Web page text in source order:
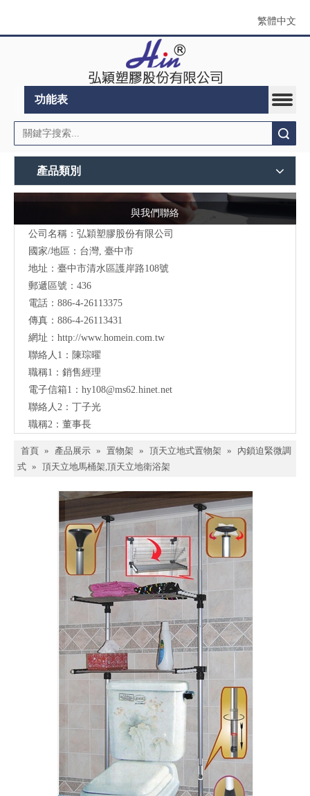
繁體中文
功能表
產品類別
與我們聯絡
公司名稱：弘穎塑膠股份有限公司
國家/地區：台灣, 臺中市
地址：臺中市清水區護岸路108號
郵遞區號：436
電話：886-4-26113375
傳真：886-4-26113431
網址： http://www.homein.com.tw
聯絡人1：陳琮曜
職稱1：銷售經理
電子信箱1： hy108@ms62.hinet.net
聯絡人2：丁子光
職稱2：董事長
首頁 » 產品展示 » 置物架 » 頂天立地式置物架 »
內鎖迫緊微調
式 » 頂天立地馬桶架,頂天立地衛浴架